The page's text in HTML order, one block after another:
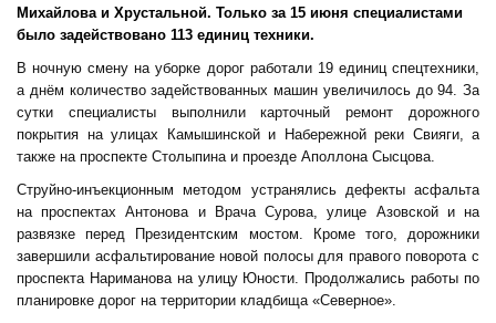
Михайлова и Хрустальной. Только за 15 июня специалистами
было задействовано 113 единиц техники.
В ночную смену на уборке дорог работали 19 единиц спецтехники,
а днём количество задействованных машин увеличилось до 94. За
сутки специалисты выполнили карточный ремонт дорожного
покрытия на улицах Камышинской и Набережной реки Свияги, а
также на проспекте Столыпина и проезде Аполлона Сысцова.
Струйно-инъекционным методом устранялись дефекты асфальта
на проспектах Антонова и Врача Сурова, улице Азовской и на
развязке перед Президентским мостом. Кроме того, дорожники
завершили асфальтирование новой полосы для правого поворота с
проспекта Нариманова на улицу Юности. Продолжались работы по
планировке дорог на территории кладбища «Северное».